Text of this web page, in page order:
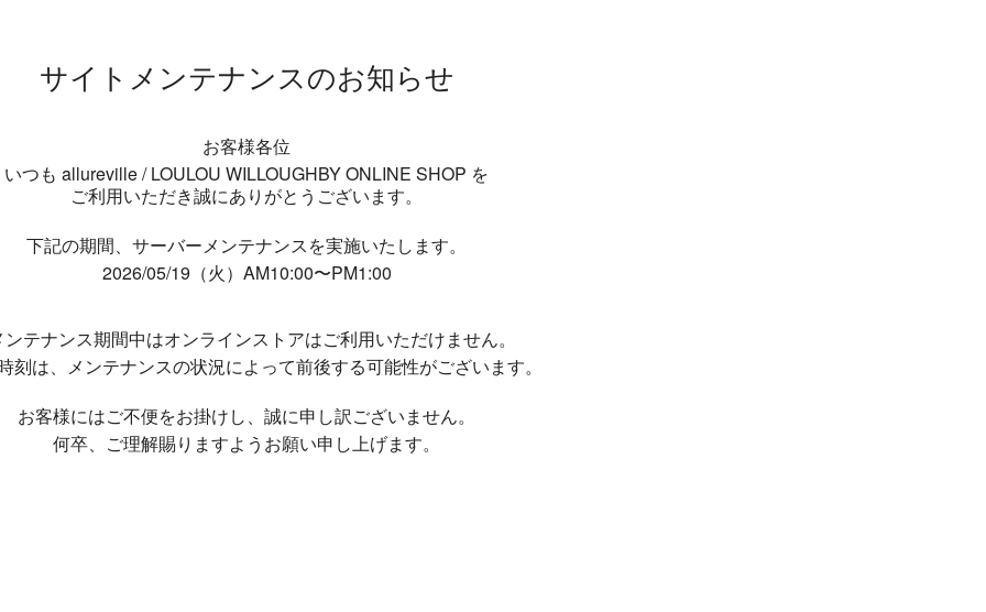
サイトメンテナンスのお知らせ
お客様各位
いつも allureville / LOULOU WILLOUGHBY ONLINE SHOP を
ご利用いただき誠にありがとうございます。
下記の期間、サーバーメンテナンスを実施いたします。
2026/05/19（火）AM10:00〜PM1:00
ンテナンス期間中はオンラインストアはご利用いただけません。
刻は、メンテナンスの状況によって前後する可能性がございます。
お客様にはご不便をお掛けし、 誠に申し訳ございません。
何卒、ご理解賜りますようお願い申し上げます。